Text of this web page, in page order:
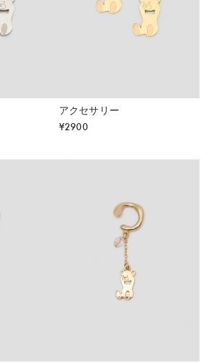
アクセサリー
¥2900